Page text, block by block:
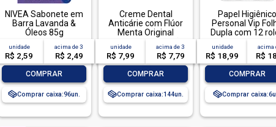
NIVEA Sabonete em
Barra Lavanda &
Óleos 85g
unidade
R$ 2,59
acima de3
R$ 2,49
COMPRAR
Comprar caixa:96
Creme Dental
Anticárie com Flúor
Menta Original
Colgate Tripla Ação
Caixa 90g
unidade
R$ 7,99
acima de3
R$ 7,79
COMPRAR
Comprar caixa:144
Papel Higiênico
Personal Vip
Dupla com 12
de 30 metros
unidade
R$ 18,99
acima
R$
COMPRAR
Comprar caixa:6